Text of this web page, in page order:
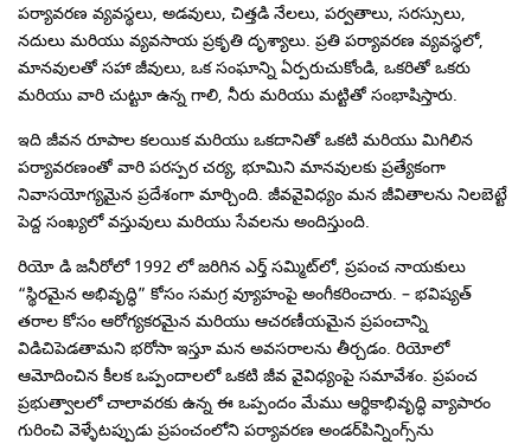
పర్యావరణ వ్యవస్థలు, అడవులు, చిత్తడి నేలలు, పర్వతాలు, సరస్సులు,
నదులు మరియు వ్యవసాయ ప్రకృతి దృశ్యాలు. ప్రతి పర్యావరణ వ్యవస్థలో,
మానవులతో సహా జీవులు, ఒక సంఘాన్ని ఏర్పరుచుకోండి, ఒకరితో ఒకరు
మరియు వారి చుట్టూ ఉన్న గాలి, నీరు మరియు మట్టితో సంభాషిస్తారు.
ఇది జీవన రూపాల కలయిక మరియు ఒకదానితో ఒకటి మరియు మిగిలిన
పర్యావరణంతో వారి పరస్పర చర్య, భూమిని మానవులకు ప్రత్యేకంగా
నివాసయోగ్యమైన ప్రదేశంగా మార్చింది. జీవవైవిధ్యం మన జీవితాలను నిలబెట్టే
పెద్ద సంఖ్యలో వస్తువులు మరియు సేవలను అందిస్తుంది.
రియో డి జనీరోలో 1992 లో జరిగిన ఎర్త్ సమ్మిట్‌లో, ప్రపంచ నాయకులు
“స్థిరమైన అభివృద్ధి” కోసం సమగ్ర వ్యూహంపై అంగీకరించారు. – భవిష్యత్
తరాల కోసం ఆరోగ్యకరమైన మరియు ఆచరణీయమైన ప్రపంచాన్ని
విడిచిపెడతామని భరోసా ఇస్తూ మన అవసరాలను తీర్చడం. రియోలో
ఆమోదించిన కీలక ఒప్పందాలలో ఒకటి జీవ వైవిధ్యంపై సమావేశం. ప్రపంచ
ప్రభుత్వాలలో చాలావరకు ఉన్న ఈ ఒప్పందం మేము ఆర్థికాభివృద్ధి వ్యాపారం
గురించి వెళ్ళేటప్పుడు ప్రపంచంలోని పర్యావరణ అండర్‌పిన్నింగ్స్‌ను